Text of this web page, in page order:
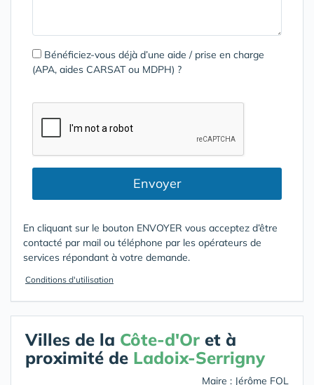
Bénéficiez-vous déjà d’une aide / prise en charge
(APA, aides CARSAT ou MDPH) ?
Envoyer
En cliquant sur le bouton ENVOYER vous acceptez d’être
contacté par mail ou téléphone par les opérateurs de
services répondant à votre demande.
Conditions d'utilisation
Villes de la Côte-d'Or et à
proximité de Ladoix-Serrigny
Maire : Jérôme FOL